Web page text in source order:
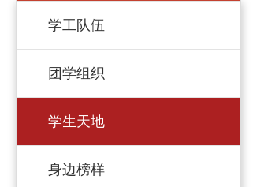
学工队伍
团学组织
学生天地
身边榜样